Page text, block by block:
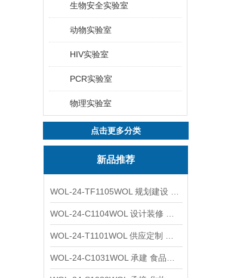
生物安全实验室
动物实验室
HIV实验室
PCR实验室
物理实验室
点击更多分类
新品推荐